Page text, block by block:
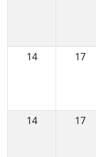
14
17
14
17